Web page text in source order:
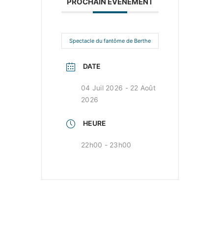
PROCHAIN ÉVÉNEMENT
Spectacle du fantôme de Berthe
DATE
04 Juil 2026 - 22 Août
2026
HEURE
22h00 - 23h00